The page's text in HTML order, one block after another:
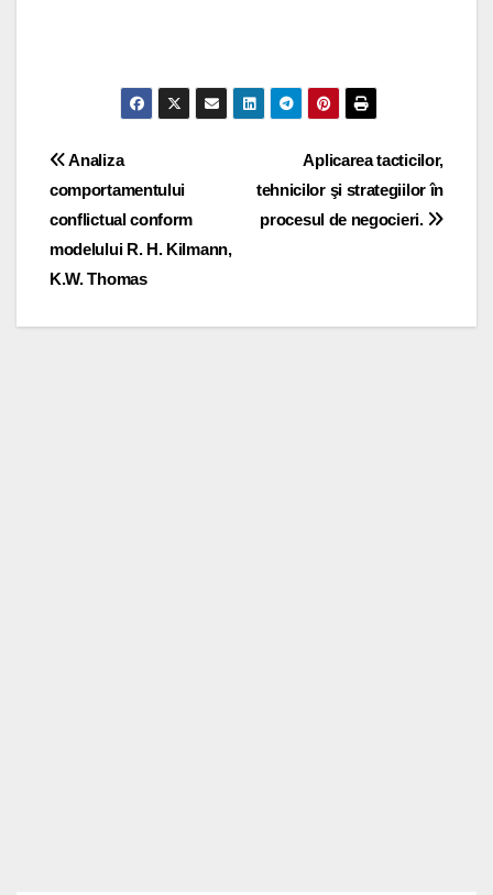
Post
navigation
Aplicarea tacticilor,
tehnicilor şi strategiilor în
procesul de negocieri.
Analiza
comportamentului
conflictual conform
modelului R. H. Kilmann,
K.W. Thomas